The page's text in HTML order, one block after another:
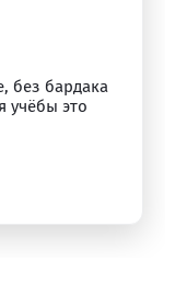
без бардака
учёбы это